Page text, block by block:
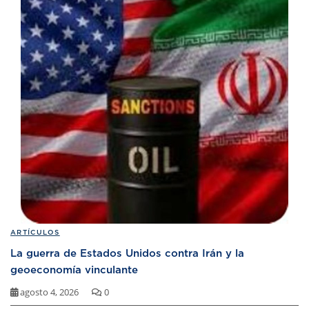
ARTÍCULOS
La guerra de Estados Unidos contra Irán y la
geoeconomía vinculante
agosto 4, 2026 0